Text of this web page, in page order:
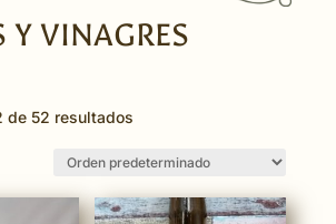
Y VINAGRES
de 52 resultados